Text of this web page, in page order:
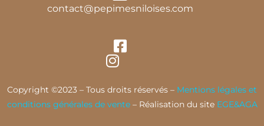
contact@pepimesniloises.com
Copyright ©2023 – Tous droits réservés – Mentions légales et
conditions générales de vente– Réalisation du site EGE&AGA